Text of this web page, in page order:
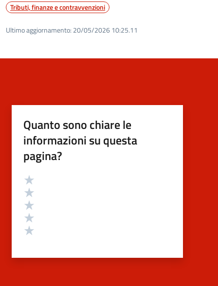
Tributi, finanze e contravvenzioni
Ultimo aggiornamento: 20/05/2026 10:25.11
Quanto sono chiare le
informazioni su questa
pagina?
Valutazione